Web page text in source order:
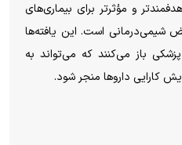
و مؤثرتر برای بیماری‌های
شیمی‌درمانی است. این یافته‌ها
باز می‌کنند که می‌تواند به
کارایی دارو‌ها منجر شود.